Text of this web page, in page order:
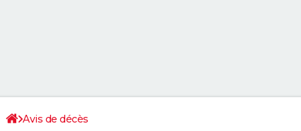
Avis de décès